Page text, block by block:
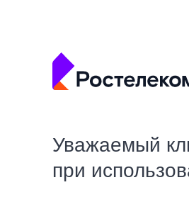
Уважаемый
при